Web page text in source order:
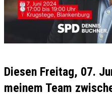
Diesen Freitag, 07.
meinem Team